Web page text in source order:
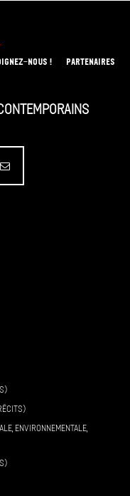
NOUS ! PARTENAIRES
ENVIRONNEMENTALE,